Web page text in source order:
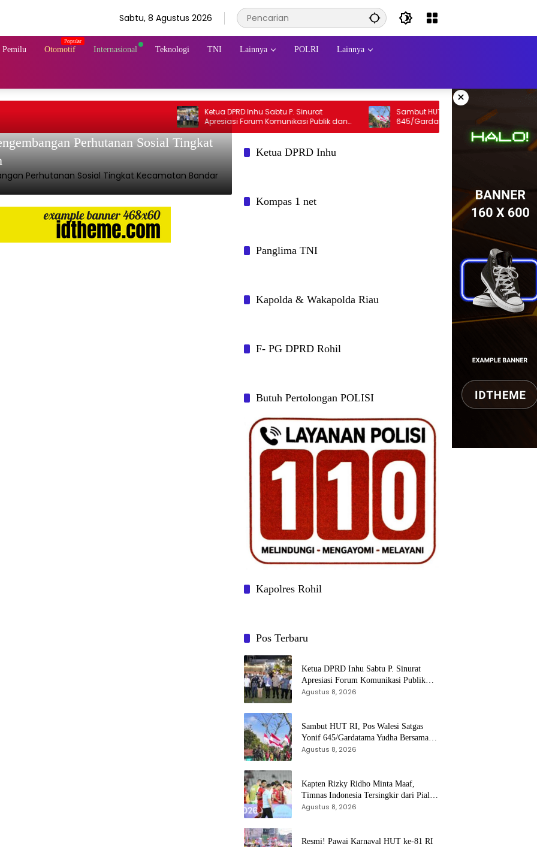
Sabtu, 8 Agustus 2026
Otomotif Internasional Teknologi TNI Lainnya POLRI Lainnya
×
Ketua DPRD Inhu Sabtu P. Sinurat
Apresiasi Forum Komunikasi Publik dan
Ngopi Bersama Kejari Inhu
Sambut HUT RI, Pos Walesi Satgas Yonif
645/Gardatama Yudha Bersama
Warga, Kibarkan Merah Putih di Bukit
Perhutanan Sosial Tingkat
Ketua DPRD Inhu
Kompas 1 net
Panglima TNI
Kapolda & Wakapolda Riau
F- PG DPRD Rohil
Butuh Pertolongan POLISI
Kapolres Rohil
Pos Terbaru
Ketua DPRD Inhu Sabtu P. Sinurat
Apresiasi Forum Komunikasi Publik
dan Ngopi Bersama Kejari Inhu
Agustus 8, 2026
Sambut HUT RI, Pos Walesi Satgas
Yonif 645/Gardatama Yudha Bersama
Warga, Kibarkan Merah Putih di Bukit
Agustus 8, 2026
Kapten Rizky Ridho Minta Maaf,
Timnas Indonesia Tersingkir dari Piala
AFF 2026
Agustus 8, 2026
Resmi! Pawai Karnaval HUT ke-81 RI